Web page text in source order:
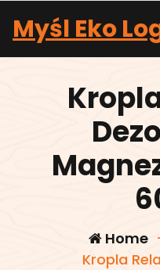
content
Myśl Eko
Home
Kropla